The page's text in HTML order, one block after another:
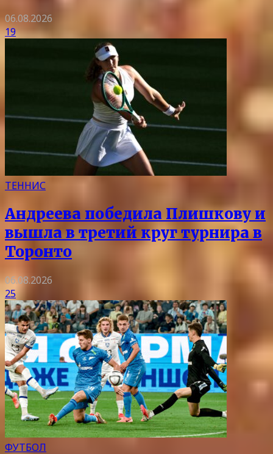
06.08.2026
19
ТЕННИС
Андреева победила Плишкову и
вышла в третий круг турнира в
Торонто
06.08.2026
25
ФУТБОЛ